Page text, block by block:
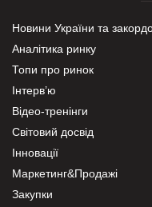
Новини України та
Аналітика ринку
Топи про ринок
Інтерв’ю
Відео-тренінги
Світовий досвід
Інновації
Маркетинг&Продажі
Закупки